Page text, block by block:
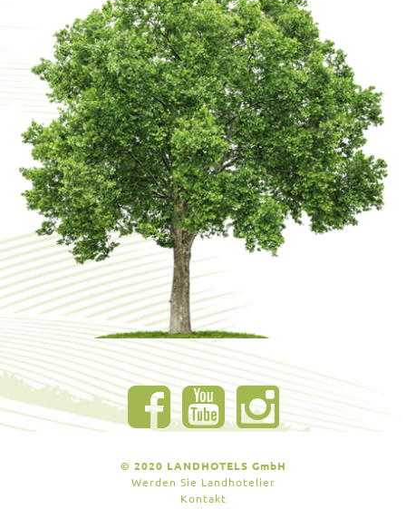
© 2020 LANDHOTELS GmbH
Werden Sie Landhotelier
Kontakt